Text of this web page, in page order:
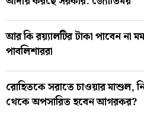
আর কি রয়্যালটির টাকা পাবেন না
পাবলিশাররা
রোহিতকে সরাতে চাওয়ার মাশুল,
থেকে অপসারিত হবেন আগরকর?